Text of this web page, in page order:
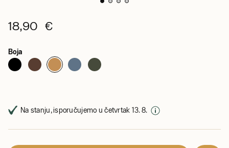
18,90 €
Boja
Na stanju, isporučujemo u četvrtak 13. 8.